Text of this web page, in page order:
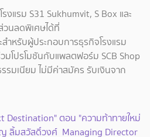
งแรม S31 Sukhumvit, S Box และ
วนลดพิเศษได้ที่
สำหรับผู้ประกอบการธุรกิจโรงแรม
มโปรโมชันกับแพลตฟอร์ม SCB Shop
รรมเนียม ไม่มีค่าสมัคร รับเงินจาก
Destination" ตอน "ความท้าทายใหม่
ลิ้มสวัสดิ์วงศ์ Managing Director